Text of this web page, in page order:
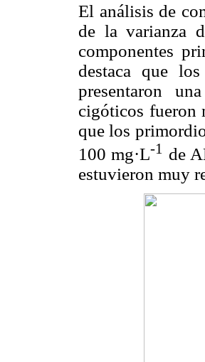
El análisis de
de la varianza
componentes
destaca que los
presentaron
cigóticos fueron
que los
100 mg·L-1 de
estuvieron muy